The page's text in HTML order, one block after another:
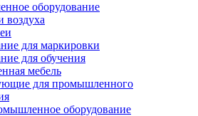
оборудование
воздуха
для маркировки
для обучения
мебель
для промышленного
оборудование